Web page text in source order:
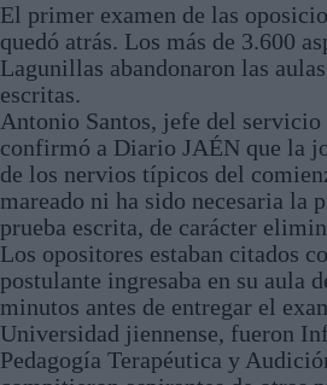
El primer examen de las
quedó atrás. Los más de 3.600
Lagunillas abandonaron las
escritas.
Antonio Santos, jefe del servicio
confirmó a Diario JAÉN que la
de los nervios típicos del
mareado ni ha sido necesaria la
prueba escrita, de carácter
Los opositores estaban citados
postulante ingresaba en su aula
minutos antes de entregar el
Universidad jiennense, fueron
Pedagogía Terapéutica y